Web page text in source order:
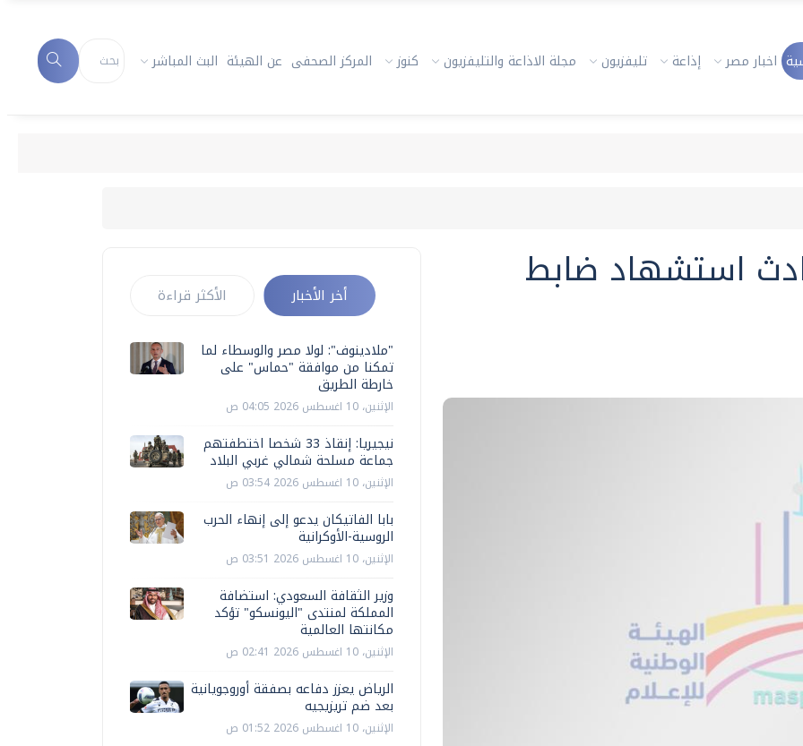
اخبار مصر إذاعة تليفزيون مجلة الاذاعة والتليفزيون كنوز المركز الصحفى عن الهيئة البث المباشر
استشهاد ضابط أخر الأخبار الأكثر قراءة
"ملادينوف": لولا مصر والوسطاء لما
تمكنا من موافقة "حماس" على
خارطة الطريق
الإثنين، 10 اغسطس 2026 04:05 ص
نيجيريا: إنقاذ 33 شخصا اختطفتهم
جماعة مسلحة شمالي غربي البلاد
الإثنين، 10 اغسطس 2026 03:54 ص
بابا الفاتيكان يدعو إلى إنهاء الحرب
الروسية-الأوكرانية
الإثنين، 10 اغسطس 2026 03:51 ص
وزير الثقافة السعودي: استضافة
المملكة لمنتدى "اليونسكو" تؤكد
مكانتها العالمية
الإثنين، 10 اغسطس 2026 02:41 ص
الرياض يعزز دفاعه بصفقة أوروجويانية
بعد ضم تريزيجيه
الإثنين، 10 اغسطس 2026 01:52 ص